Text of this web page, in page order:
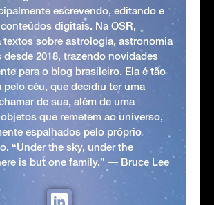
escrevendo, editando e
digitais. Na OSR,
textos sobre astrologia, astronomia
desde 2018, trazendo novidades
para o blog brasileiro. Ela é tão
pelo céu, que decidiu ter uma
de sua, além de uma
que remetem ao universo,
espalhados pelo próprio
“Under the sky, under the
is but one family.” ― Bruce Lee